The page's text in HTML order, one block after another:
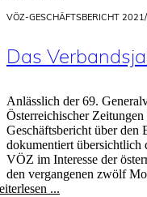
VÖZ-GESCHÄFTSBERICHT
Das
Anlässlich der 69.
Österreichischer
Geschäftsbericht über den
dokumentiert
VÖZ im Interesse der
den vergangenen zwölf
...